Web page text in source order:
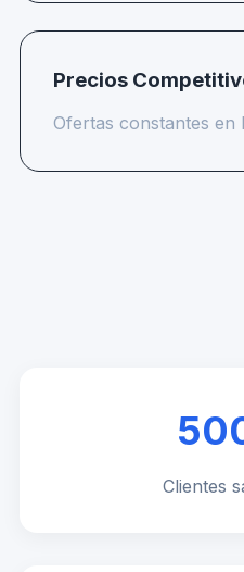
Precios
Ofertas constantes en
Clientes